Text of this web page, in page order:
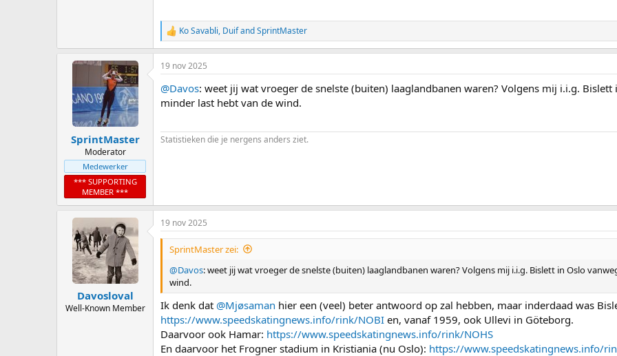
R
e
a
c
i
o
:
Ko Savabli, DuifandSprintMaster
SprintMaster
Moderator
Medewerker
*** SUPPORTING
MEMBER ***
19 nov 2025
@Davos: weet jij wat vroeger de snelste (buiten) laaglandbanen waren? Volgens mij i.i.g.
minder last hebt van de wind.
Statistieken die je nergens anders ziet.
Davosloval
Well-Known Member
19 nov 2025
SprintMaster zei:
@Davos: weet jij wat vroeger de snelste (buiten) laaglandbanen waren? Volgens mij i.i.g. Bislett in Oslo
wind.
Ik denk dat @Mjøsaman hier een (veel) beter antwoord op zal hebben, maar inderdaad was
https://www.speedskatingnews.info/rink/NOBI en, vanaf 1959, ook Ullevi in Göteborg.
Daarvoor ook Hamar: https://www.speedskatingnews.info/rink/NOHS
En daarvoor het Frogner stadium in Kristiania (nu Oslo): https://www.speedskatingnews.info/